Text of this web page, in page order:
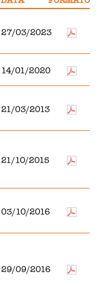
27/03/2023
14/01/2020
21/03/2013
21/10/2015
03/10/2016
29/09/2016